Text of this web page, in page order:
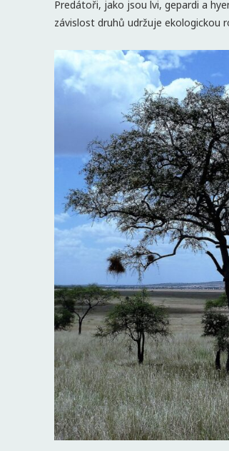
Predátoři, jako jsou lvi, gepardi a
závislost druhů udržuje ekologickou